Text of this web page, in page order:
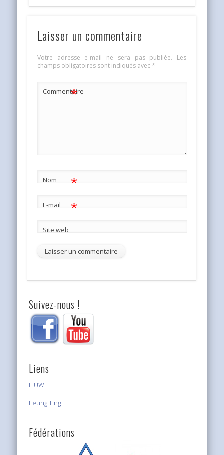
Laisser un commentaire
Votre adresse e-mail ne sera pas publiée.
Les
champs obligatoires sont indiqués avec*
Commentaire
*
Nom *
E-mail *
Site web
Suivez-nous !
Liens
IEUWT
Leung Ting
Fédérations